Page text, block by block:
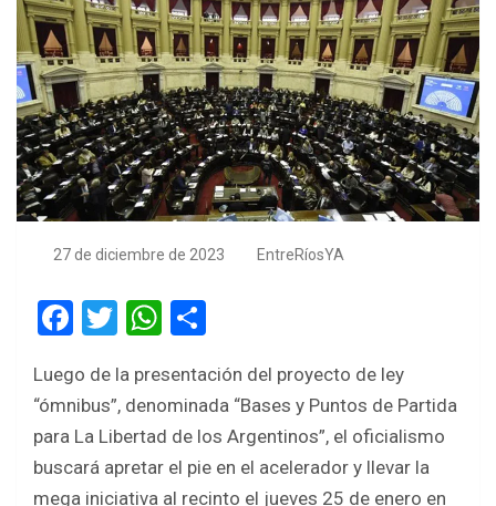
27 de diciembre de 2023 EntreRíosYA
F
ce
b
o
o
T
tt
er
W
at
s
A
p
ar
e
Luego de la presentación del proyecto de ley
“ómnibus”, denominada “Bases y Puntos de Partida
para La Libertad de los Argentinos”, el oficialismo
buscará apretar el pie en el acelerador y llevar la
mega iniciativa al recinto el jueves 25 de enero en